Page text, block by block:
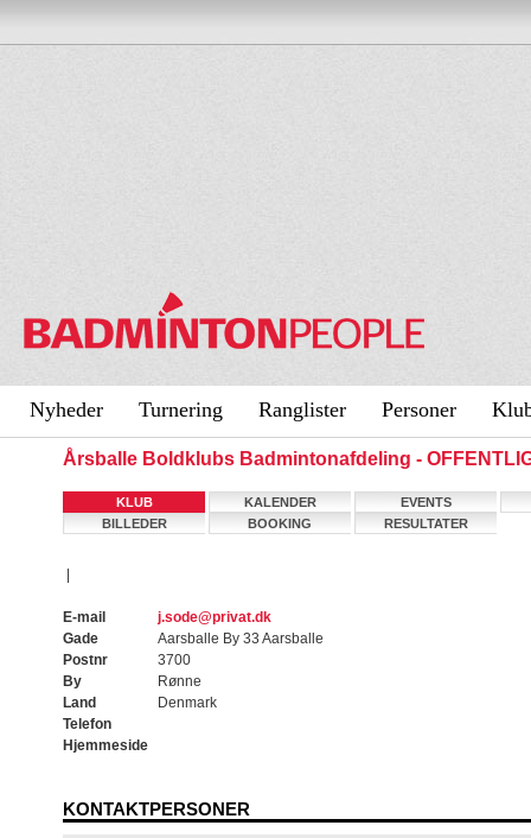
Nyheder Turnering Ranglister Personer
Årsballe Boldklubs Badmintonafdeling -
KLUB KALENDER
EVENTS
BILLEDER
BOOKING RESULTATER
E-mail
j.sode@privat.dk
Gade
Aarsballe By 33 Aarsballe
Postnr
3700
By
Rønne
Land
Denmark
Telefon
Hjemmeside
KONTAKTPERSONER